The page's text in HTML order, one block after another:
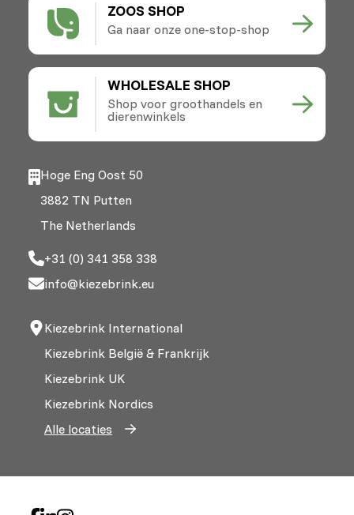
ZOOS SHOP
Ga naar onze one-stop-shop
WHOLESALE SHOP
Shop voor groothandels en
dierenwinkels
Hoge Eng Oost 50
3882 TN Putten
The Netherlands
+31 (0) 341 358 338
info@kiezebrink.eu
Kiezebrink International
Kiezebrink België & Frankrijk
Kiezebrink UK
Kiezebrink Nordics
Alle locaties